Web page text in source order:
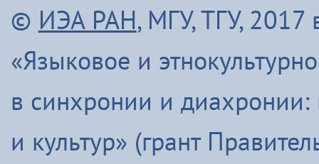
© ИЭА РАН, МГУ, ТГУ, 2017
«Языковое и
в синхронии и диахронии:
и культур» (грант